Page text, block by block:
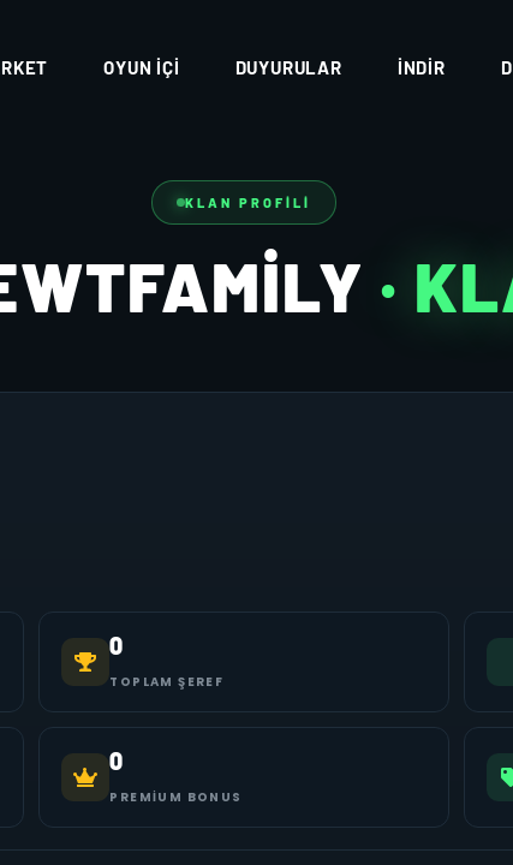
OYUN İÇI DUYURULAR İNDIR
KLAN PROFILI
·
0
TOPLAM ŞEREF
0
PREMIUM BONUS